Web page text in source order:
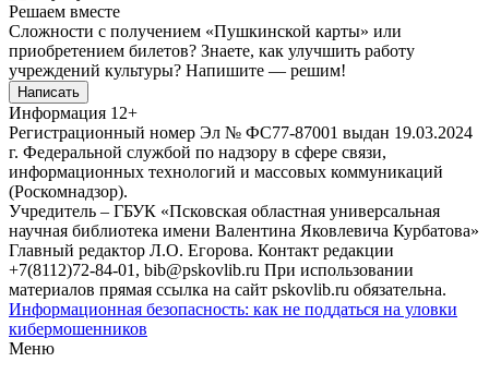
Решаем вместе
Сложности с получением «Пушкинской карты» или
приобретением билетов? Знаете, как улучшить работу
учреждений культуры? Напишите — решим!
Написать
Информация 12+
Регистрационный номер Эл № ФС77-87001 выдан 19.03.2024
г. Федеральной службой по надзору в сфере связи,
информационных технологий и массовых коммуникаций
(Роскомнадзор).
Учредитель – ГБУК «Псковская областная универсальная
научная библиотека имени Валентина Яковлевича Курбатова»
Главный редактор Л.О. Егорова. Контакт редакции
+7(8112)72-84-01, bib@pskovlib.ru При использовании
материалов прямая ссылка на сайт pskovlib.ru обязательна.
Информационная безопасность: как не поддаться на уловки
кибермошенников
Меню